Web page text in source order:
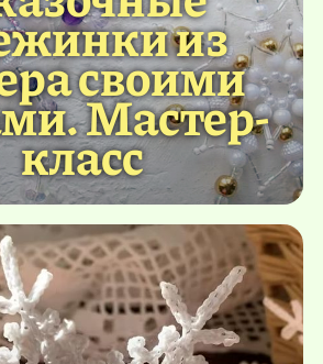
из
своими
Мастер-
класс